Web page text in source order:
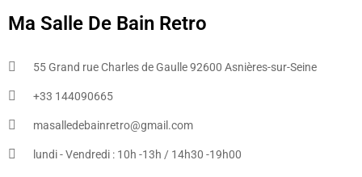
Ma Salle De Bain Retro
55 Grand rue Charles de Gaulle 92600 Asnières-sur-Seine
+33 144090665​
masalledebainretro@gmail.com
lundi - Vendredi : 10h -13h / 14h30 -19h00